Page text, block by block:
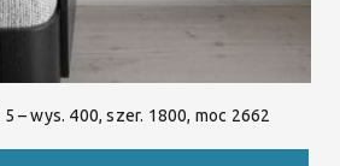
– wys. 400, szer. 1800, moc 2662